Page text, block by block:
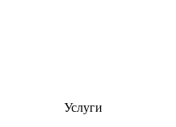
Услуги